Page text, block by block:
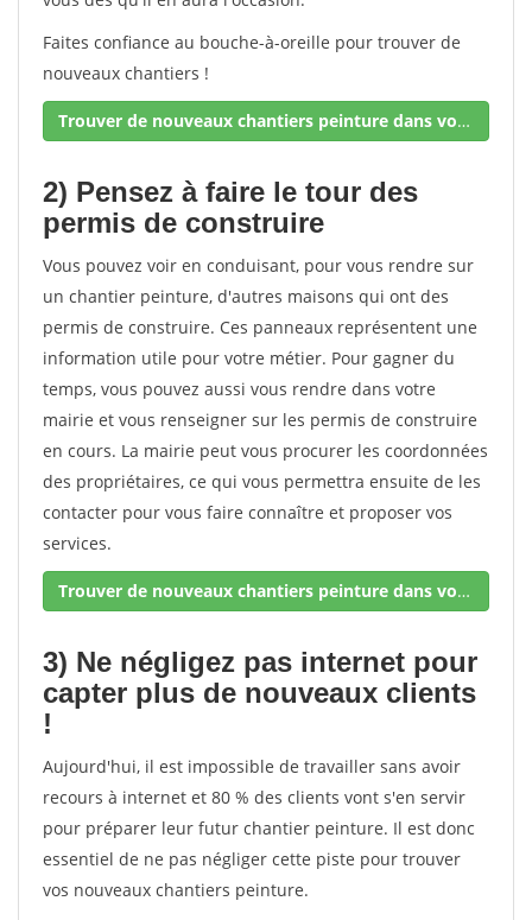
Faites confiance au bouche-à-oreille pour trouver de
nouveaux chantiers !
Trouver de nouveaux chantiers peinture dans votre secteur !
2) Pensez à faire le tour des
permis de construire
Vous pouvez voir en conduisant, pour vous rendre sur
un chantier peinture, d'autres maisons qui ont des
permis de construire. Ces panneaux représentent une
information utile pour votre métier. Pour gagner du
temps, vous pouvez aussi vous rendre dans votre
mairie et vous renseigner sur les permis de construire
en cours. La mairie peut vous procurer les coordonnées
des propriétaires, ce qui vous permettra ensuite de les
contacter pour vous faire connaître et proposer vos
services.
Trouver de nouveaux chantiers peinture dans votre secteur !
3) Ne négligez pas internet pour
capter plus de nouveaux clients
!
Aujourd'hui, il est impossible de travailler sans avoir
recours à internet et 80 % des clients vont s'en servir
pour préparer leur futur chantier peinture. Il est donc
essentiel de ne pas négliger cette piste pour trouver
vos nouveaux chantiers peinture.